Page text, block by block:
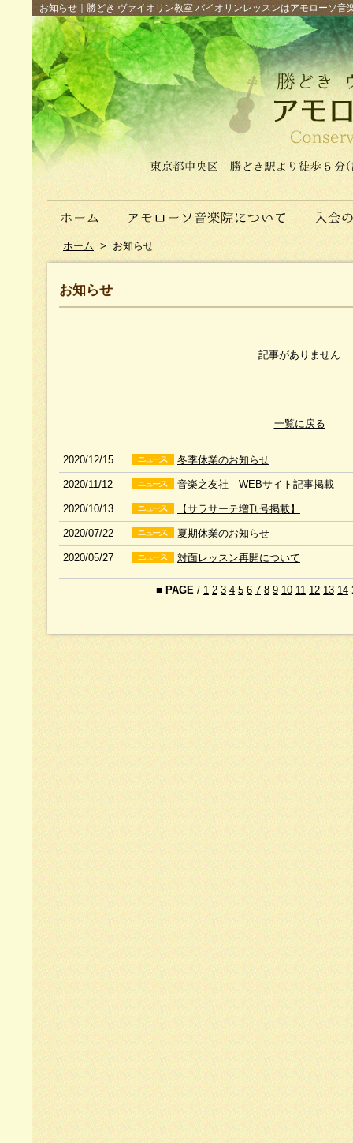
お知らせ｜勝どき ヴァイオリン教室 バイオリンレッスンはアモローソ
ホーム > お知らせ
お知らせ
記事がありません
一覧に戻る
2020/12/15 冬季休業のお知らせ
2020/11/12 音楽之友社 WEBサイト記事掲載
2020/10/13 【サラサーテ増刊号掲載】
2020/07/22 夏期休業のお知らせ
2020/05/27 対面レッスン再開について
■ PAGE / 1 2 3 4 5 6 7 8 9 10 11 12 13 14